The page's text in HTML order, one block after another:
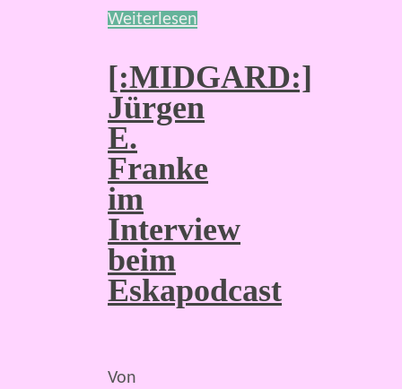
Weiterlesen
[:MIDGARD:]
Jürgen
E.
Franke
im
Interview
beim
Eskapodcast
Von